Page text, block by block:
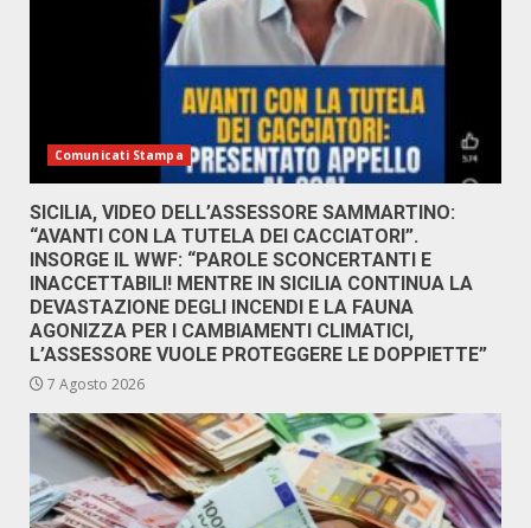
Comunicati Stampa
SICILIA, VIDEO DELL’ASSESSORE SAMMARTINO:
“AVANTI CON LA TUTELA DEI CACCIATORI”.
INSORGE IL WWF: “PAROLE SCONCERTANTI E
INACCETTABILI! MENTRE IN SICILIA CONTINUA LA
DEVASTAZIONE DEGLI INCENDI E LA FAUNA
AGONIZZA PER I CAMBIAMENTI CLIMATICI,
L’ASSESSORE VUOLE PROTEGGERE LE DOPPIETTE”
7 Agosto 2026